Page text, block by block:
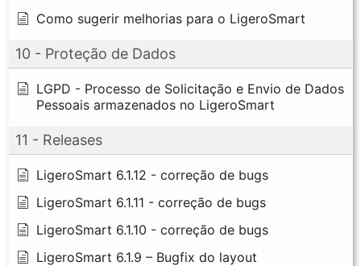
Como sugerir melhorias para o LigeroSmart
10 - Proteção de Dados
LGPD - Processo de Solicitação e Envio de Dados
Pessoais armazenados no LigeroSmart
11 - Releases
LigeroSmart 6.1.12 - correção de bugs
LigeroSmart 6.1.11 - correção de bugs
LigeroSmart 6.1.10 - correção de bugs
LigeroSmart 6.1.9 – Bugfix do layout